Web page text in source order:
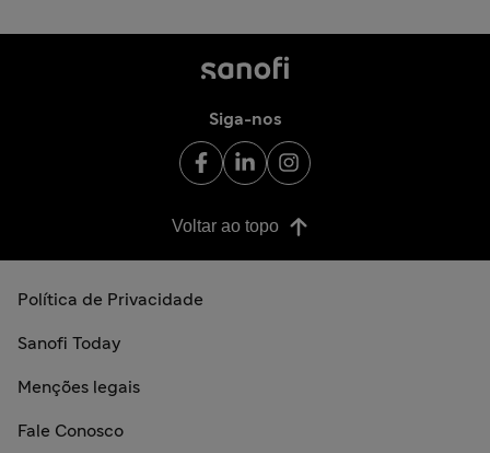
Siga-nos
Voltar ao topo
Política de Privacidade
Sanofi Today
Menções legais
Fale Conosco